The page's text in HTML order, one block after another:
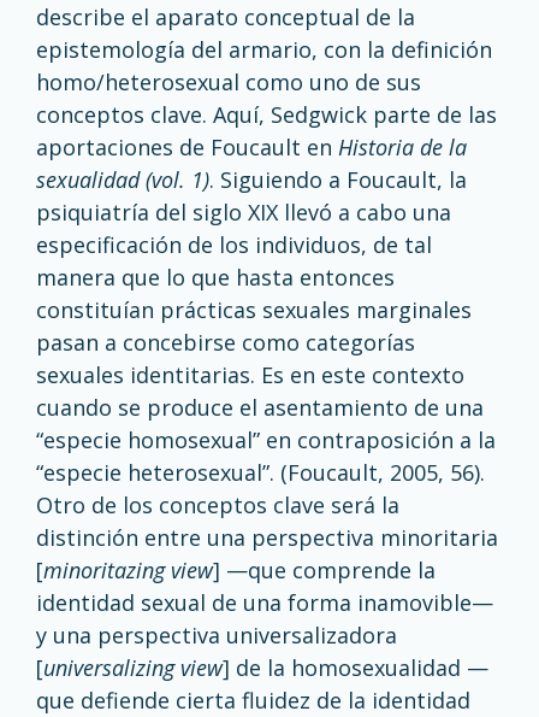
describe el aparato conceptual de la
epistemología del armario, con la definición
homo/heterosexual como uno de sus
conceptos clave. Aquí, Sedgwick parte de las
aportaciones de Foucault en Historia de la
sexualidad (vol. 1). Siguiendo a Foucault, la
psiquiatría del siglo XIX llevó a cabo una
especificación de los individuos, de tal
manera que lo que hasta entonces
constituían prácticas sexuales marginales
pasan a concebirse como categorías
sexuales identitarias. Es en este contexto
cuando se produce el asentamiento de una
“especie homosexual” en contraposición a la
“especie heterosexual”. (Foucault, 2005, 56).
Otro de los conceptos clave será la
distinción entre una perspectiva minoritaria
[minoritazing view] —que comprende la
identidad sexual de una forma inamovible—
y una perspectiva universalizadora
[universalizing view] de la homosexualidad —
que defiende cierta fluidez de la identidad